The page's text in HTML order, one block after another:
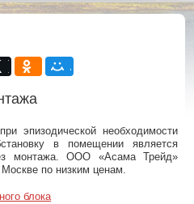
эпизодической необходимости
в помещении является
монтажа. ООО «Асама Трейд»
по низким ценам.
блока